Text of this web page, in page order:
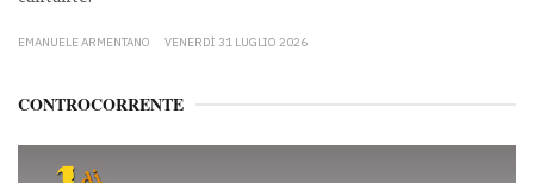
EMANUELE ARMENTANO VENERDÌ 31 LUGLIO 2026
CONTROCORRENTE